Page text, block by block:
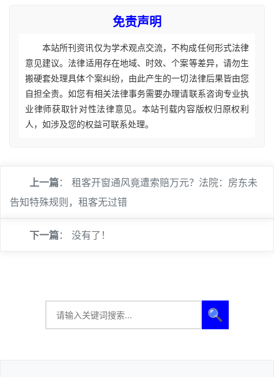
免责声明
本站所刊资讯仅为学术观点交流，不构成任何形式法律
意见建议。法律适用存在地域、时效、个案等差异，请勿生
搬硬套处理具体个案纠纷，由此产生的一切法律后果皆由您
自担全责。如您有相关法律事务需要办理请联系咨询专业执
业律师获取针对性法律意见。本站刊载内容版权归原权利
人，如涉及您的权益可联系处理。
上一篇： 租客开窗通风竟遭索赔万元？法院：房东未
告知特殊规则，租客无过错
下一篇： 没有了！
🔍